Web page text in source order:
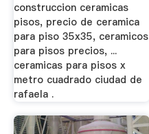
construccion ceramicas
pisos, precio de ceramica
para piso 35x35, ceramicos
para pisos precios, ...
ceramicas para pisos x
metro cuadrado ciudad de
rafaela .